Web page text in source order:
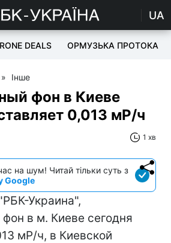
UA
DEALS ОРМУЗЬКА ПРОТОКА
» Інше
фон в Киеве
0,013 мР/ч
1 хв
на шум! Читай тільки суть з
Google
Украина",
в м. Киеве сегодня
мР/ч, в Киевской